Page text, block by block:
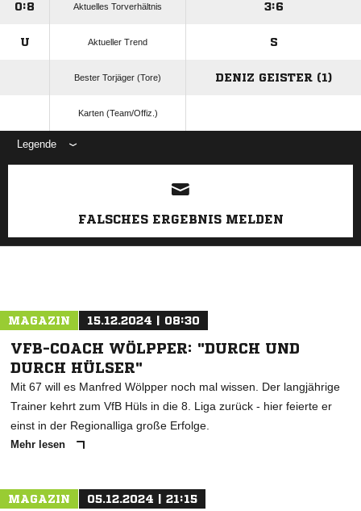
0:8 Aktuelles Torverhältnis 3:6
U Aktueller Trend S
Bester Torjäger (Tore) DENIZ GEISTER (1)
Karten (Team/Offiz.)
Legende
ANZEIGE
FALSCHES ERGEBNIS MELDEN
MAGAZIN 15.12.2024 | 08:30
VFB-COACH WÖLPPER: "DURCH UND
DURCH HÜLSER"
Mit 67 will es Manfred Wölpper noch mal wissen. Der langjährige
Trainer kehrt zum VfB Hüls in die 8. Liga zurück - hier feierte er
einst in der Regionalliga große Erfolge.
Mehr lesen
MAGAZIN 05.12.2024 | 21:15